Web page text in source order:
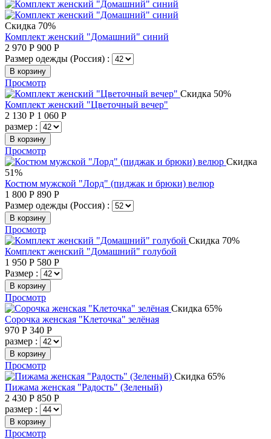
Скидка 70%
Комплект женский "Домашний" синий
2 970 Р 900 Р
Размер одежды (Россия) :
В корзину
Просмотр
Скидка 50%
Комплект женский "Цветочный вечер"
2 130 Р 1 060 Р
размер :
В корзину
Просмотр
Скидка
51%
Костюм мужской "Лорд" (пиджак и брюки) велюр
1 800 Р 890 Р
Размер одежды (Россия) :
В корзину
Просмотр
Скидка 70%
Комплект женский "Домашний" голубой
1 950 Р 580 Р
Размер :
В корзину
Просмотр
Скидка 65%
Сорочка женская "Клеточка" зелёная
970 Р 340 Р
размер :
В корзину
Просмотр
Скидка 65%
Пижама женская "Радость" (Зеленый)
2 430 Р 850 Р
размер :
В корзину
Просмотр